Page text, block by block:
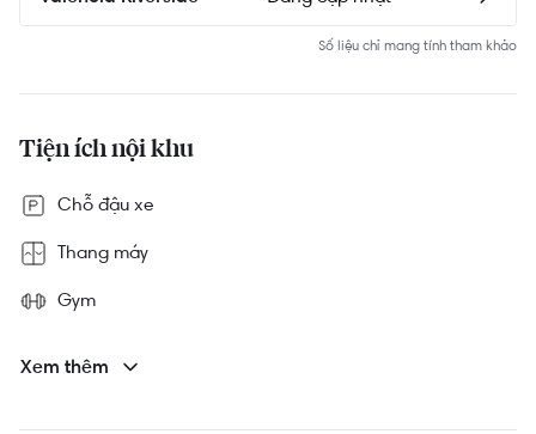
Số liệu chỉ mang tính tham khảo
Tiện ích nội khu
Chỗ đậu xe
Thang máy
Gym
Xem thêm